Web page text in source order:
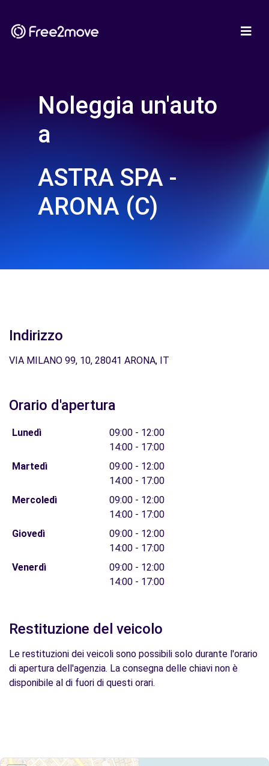
Noleggia un'auto
a
ASTRA SPA -
ARONA (C)
Indirizzo
VIA MILANO 99, 10, 28041 ARONA, IT
Orario d'apertura
Lunedì
09:00 - 12:00
14:00 - 17:00
Martedì
09:00 - 12:00
14:00 - 17:00
Mercoledì
09:00 - 12:00
14:00 - 17:00
Giovedì
09:00 - 12:00
14:00 - 17:00
Venerdì
09:00 - 12:00
14:00 - 17:00
Restituzione del veicolo
Le restituzioni dei veicoli sono possibili solo durante l'orario
di apertura dell'agenzia. La consegna delle chiavi non è
disponibile al di fuori di questi orari.